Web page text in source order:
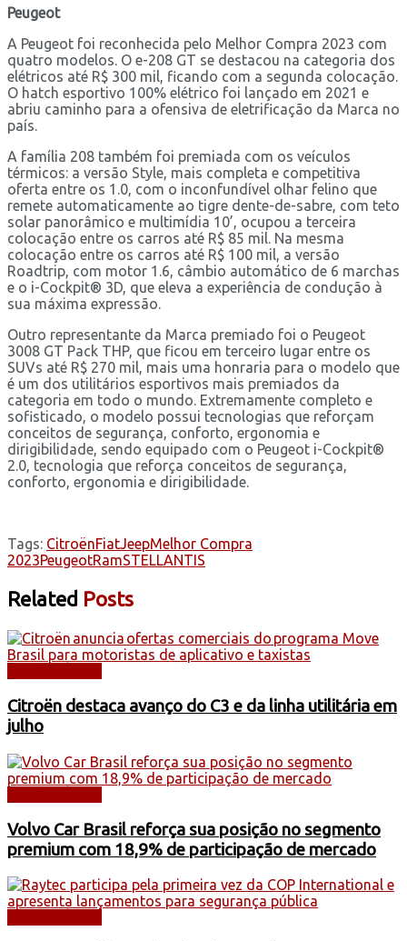
Peugeot
A Peugeot foi reconhecida pelo Melhor Compra 2023 com
quatro modelos. O e-208 GT se destacou na categoria dos
elétricos até R$ 300 mil, ficando com a segunda colocação.
O hatch esportivo 100% elétrico foi lançado em 2021 e
abriu caminho para a ofensiva de eletrificação da Marca no
país.
A família 208 também foi premiada com os veículos
térmicos: a versão Style, mais completa e competitiva
oferta entre os 1.0, com o inconfundível olhar felino que
remete automaticamente ao tigre dente-de-sabre, com teto
solar panorâmico e multimídia 10’, ocupou a terceira
colocação entre os carros até R$ 85 mil. Na mesma
colocação entre os carros até R$ 100 mil, a versão
Roadtrip, com motor 1.6, câmbio automático de 6 marchas
e o i-Cockpit® 3D, que eleva a experiência de condução à
sua máxima expressão.
Outro representante da Marca premiado foi o Peugeot
3008 GT Pack THP, que ficou em terceiro lugar entre os
SUVs até R$ 270 mil, mais uma honraria para o modelo que
é um dos utilitários esportivos mais premiados da
categoria em todo o mundo. Extremamente completo e
sofisticado, o modelo possui tecnologias que reforçam
conceitos de segurança, conforto, ergonomia e
dirigibilidade, sendo equipado com o Peugeot i-Cockpit®
2.0, tecnologia que reforça conceitos de segurança,
conforto, ergonomia e dirigibilidade.
Tags: CitroënFiatJeepMelhor Compra
2023PeugeotRamSTELLANTIS
Related Posts
Citroën destaca avanço do C3 e da linha utilitária em
julho
Volvo Car Brasil reforça sua posição no segmento
premium com 18,9% de participação de mercado